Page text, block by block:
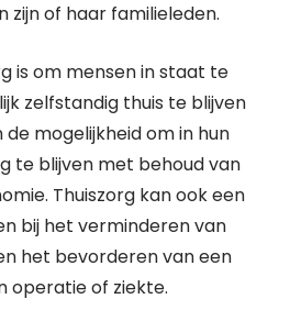
zijn of haar familieleden.
is om mensen in staat te
zelfstandig thuis te blijven
mogelijkheid om in hun
te blijven met behoud van
Thuiszorg kan ook een
bij het verminderen van
het bevorderen van een
operatie of ziekte.